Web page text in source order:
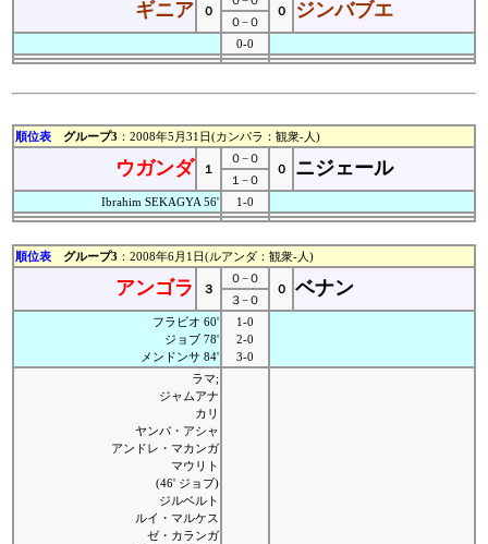
ギニア ０
０
ジンバブエ
０−０
0-0
順位表 グループ3 ：2008年5月31日(カンパラ：観衆-人)
ウガンダ １
０−０
０
ニジェール
１−０
Ibrahim SEKAGYA 56'
1-0
順位表 グループ3 ：2008年6月1日(ルアンダ：観衆-人)
アンゴラ ３
０−０
０
ベナン
３−０
フラビオ 60'
ジョブ 78'
メンドンサ 84'
1-0
2-0
3-0
ラマ;
ジャムアナ
カリ
ヤンバ・アシャ
アンドレ・マカンガ
マウリト
(46' ジョブ)
ジルベルト
ルイ・マルケス
ゼ・カランガ